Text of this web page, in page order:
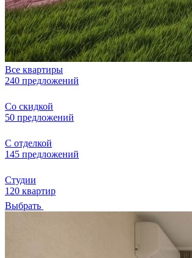
Все квартиры
240 предложений
Со скидкой
50 предложений
С отделкой
145 предложений
Студии
120 квартир
Выбрать